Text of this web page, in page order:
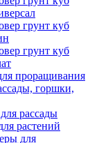
грунт куб
грунт куб
проращивания
горшки,
рассады
растений
для